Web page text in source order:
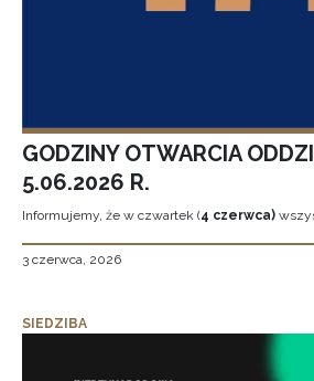
GODZINY OTWARCIA
5.06.2026 R.
Informujemy, że w czwartek (4 czerwca)
3 czerwca, 2026
SIEDZIBA